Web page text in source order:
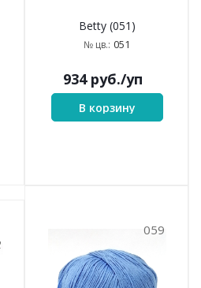
Betty (051)
№ цв.: 051
934руб./уп
В корзину
059